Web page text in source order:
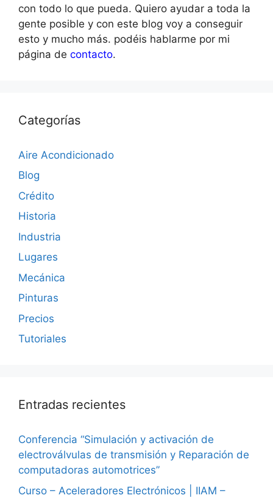
con todo lo que pueda. Quiero ayudar a toda la
gente posible y con este blog voy a conseguir
esto y mucho más. podéis hablarme por mi
página de contacto.
Categorías
Aire Acondicionado
Blog
Crédito
Historia
Industria
Lugares
Mecánica
Pinturas
Precios
Tutoriales
Entradas recientes
Conferencia “Simulación y activación de
electroválvulas de transmisión y Reparación de
computadoras automotrices”
Curso – Aceleradores Electrónicos | IIAM –